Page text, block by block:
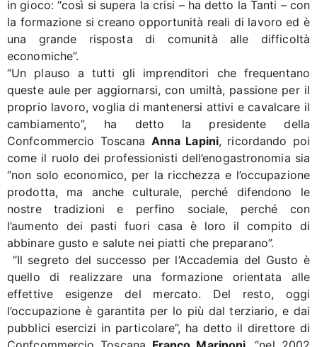
in gioco: “così si supera la crisi – ha detto la Tanti – con
la formazione si creano opportunità reali di lavoro ed è
una grande risposta di comunità alle difficoltà
economiche”.
“Un plauso a tutti gli imprenditori che frequentano
queste aule per aggiornarsi, con umiltà, passione per il
proprio lavoro, voglia di mantenersi attivi e cavalcare il
cambiamento”, ha detto la presidente della
Confcommercio Toscana Anna Lapini, ricordando poi
come il ruolo dei professionisti dell’enogastronomia sia
“non solo economico, per la ricchezza e l’occupazione
prodotta, ma anche culturale, perché difendono le
nostre tradizioni e perfino sociale, perché con
l’aumento dei pasti fuori casa è loro il compito di
abbinare gusto e salute nei piatti che preparano”.
“Il segreto del successo per l’Accademia del Gusto è
quello di realizzare una formazione orientata alle
effettive esigenze del mercato. Del resto, oggi
l’occupazione è garantita per lo più dal terziario, e dai
pubblici esercizi in particolare”, ha detto il direttore di